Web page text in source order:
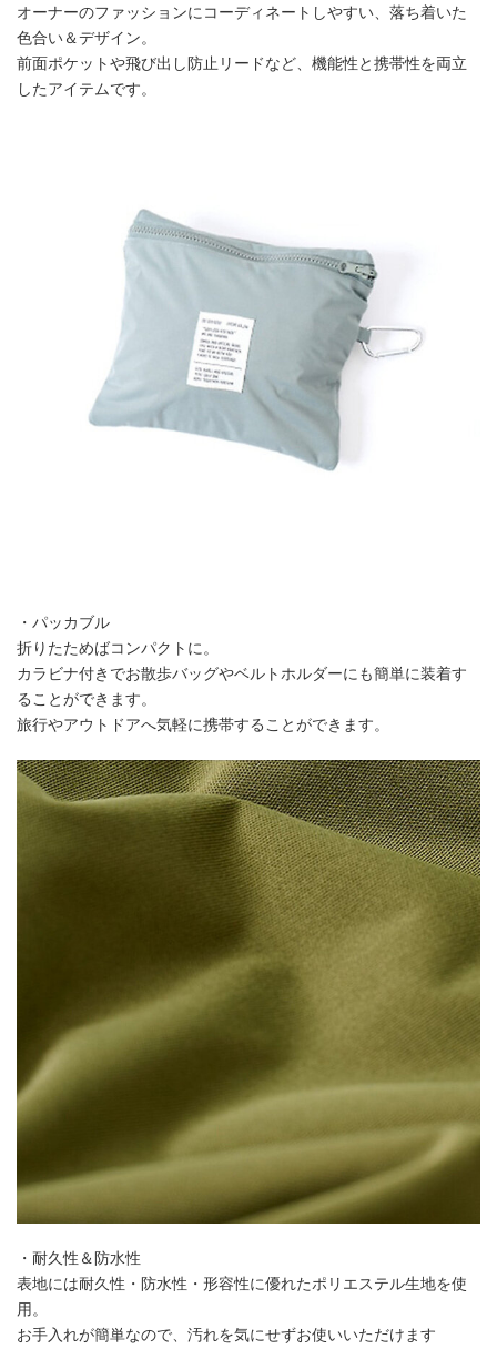
オーナーのファッションにコーディネートしやすい、落ち着いた
色合い＆デザイン。
前面ポケットや飛び出し防止リードなど、機能性と携帯性を両立
したアイテムです。
・パッカブル
折りたためばコンパクトに。
カラビナ付きでお散歩バッグやベルトホルダーにも簡単に装着す
ることができます。
旅行やアウトドアへ気軽に携帯することができます。
・耐久性＆防水性
表地には耐久性・防水性・形容性に優れたポリエステル生地を使
用。
お手入れが簡単なので、汚れを気にせずお使いいただけます